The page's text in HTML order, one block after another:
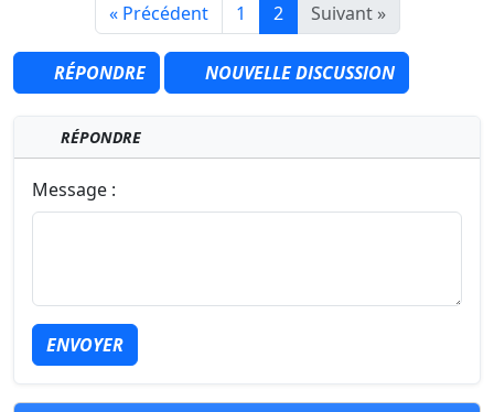
« Précédent 1 2 Suivant »
RÉPONDRE NOUVELLE DISCUSSION
RÉPONDRE
Message :
ENVOYER